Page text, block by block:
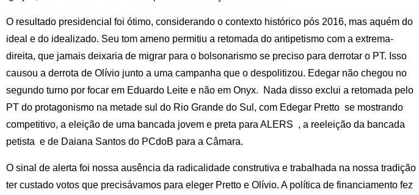
O resultado presidencial foi ótimo, considerando o contexto histórico pós 2016, mas aquém do
ideal e do idealizado. Seu tom ameno permitiu a retomada do antipetismo com a extrema-
direita, que jamais deixaria de migrar para o bolsonarismo se preciso para derrotar o PT. Isso
causou a derrota de Olívio junto a uma campanha que o despolitizou. Edegar não chegou no
segundo turno por focar em Eduardo Leite e não em Onyx. Nada disso exclui a retomada pelo
PT do protagonismo na metade sul do Rio Grande do Sul, com Edegar Pretto se mostrando
competitivo, a eleição de uma bancada jovem e preta para ALERS , a reeleição da bancada
petista e de Daiana Santos do PCdoB para a Câmara.
O sinal de alerta foi nossa ausência da radicalidade construtiva e trabalhada na nossa tradição
ter custado votos que precisávamos para eleger Pretto e Olívio. A política de financiamento fez